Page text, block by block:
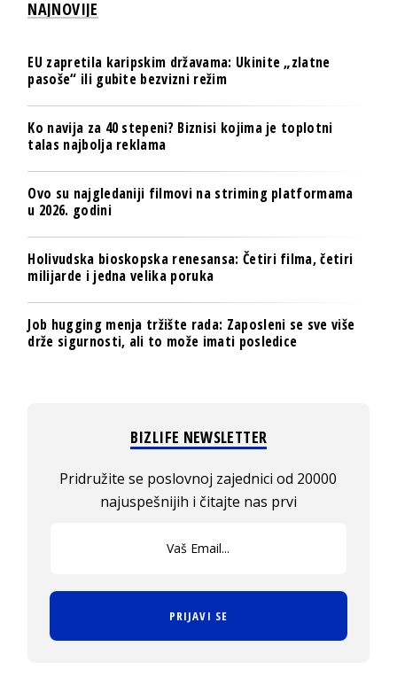
NAJNOVIJE
EU zapretila karipskim državama: Ukinite „zlatne
pasoše“ ili gubite bezvizni režim
Ko navija za 40 stepeni? Biznisi kojima je toplotni
talas najbolja reklama
Ovo su najgledaniji filmovi na striming platformama
u 2026. godini
Holivudska bioskopska renesansa: Četiri filma, četiri
milijarde i jedna velika poruka
Job hugging menja tržište rada: Zaposleni se sve više
drže sigurnosti, ali to može imati posledice
BIZLIFE NEWSLETTER
Pridružite se poslovnoj zajednici od 20000
najuspešnijih i čitajte nas prvi
PRIJAVI SE